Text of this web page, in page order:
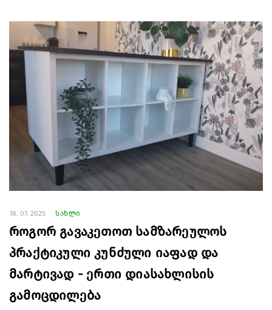
18. 07. 2025 სახლი
როგორ გავაკეთოთ სამზარეულოს
პრაქტიკული კუნძული იაფად და
მარტივად - ერთი დიასახლისის
გამოცდილება